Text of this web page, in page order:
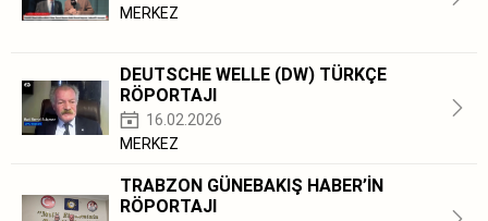
MERKEZ
DEUTSCHE WELLE (DW) TÜRKÇE
RÖPORTAJI
16.02.2026
MERKEZ
TRABZON GÜNEBAKIŞ HABER’İN
RÖPORTAJI